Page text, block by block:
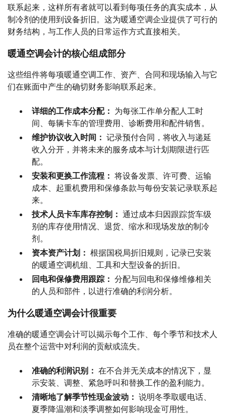
联系起来，这样所有者就可以看到每项任务的真实成本，从
制冷剂的使用到设备折旧。这为暖通空调企业提供了可行的
财务结构，与工作人员的日常运作方式直接相关。
暖通空调会计的核心组成部分
这些组件将每项暖通空调工作、资产、合同和现场输入与它
们在账面中产生的确切财务影响联系起来。
详细的工作成本分配： 为每张工作单分配人工时
间、每辆卡车的管理费用、诊断费用和配件销售。
维护协议收入时间： 记录预付合同，将收入与递延
收入分开，并将未来的服务成本与计划期限进行匹
配。
安装和更换工作流程： 将设备发票、许可费、运输
成本、起重机费用和保修条款与每份安装记录联系起
来。
技术人员卡车库存控制： 通过成本归因跟踪货车级
别的库存使用情况、退货、缩水和现场发放的制冷
剂。
资本资产计划： 根据国税局折旧规则，记录已安装
的暖通空调机组、工具和大型设备的折旧。
回电和保修费用跟踪： 分配与回电和保修维修相关
的人员和部件，以进行准确的利润分析。
为什么暖通空调会计很重要
准确的暖通空调会计可以揭示每个工作、每个季节和技术人
员在整个运营中对利润的贡献或流失。
准确的利润识别： 在不合并无关成本的情况下，显
示安装、调整、紧急呼叫和替换工作的盈利能力。
清晰地了解季节性现金波动： 说明冬季取暖电话、
夏季降温潮和淡季调整如何影响现金可用性。